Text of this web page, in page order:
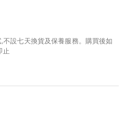
設七天換貨及保養服務。購買後如
止